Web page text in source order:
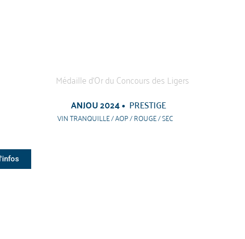
ANJOU 2024 PRESTIGE
VIN TRANQUILLE / AOP / ROUGE / SEC